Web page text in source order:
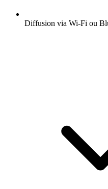
Diffusion via Wi-Fi ou